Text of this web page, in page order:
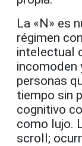
La «N» es
régimen
intelectual
incomoden
personas
tiempo sin
cognitivo
como lujo.
scroll;